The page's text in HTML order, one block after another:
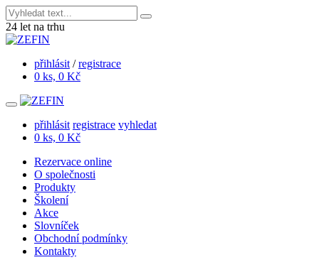
24 let na trhu
přihlásit /registrace
0 ks, 0 Kč
přihlásit registrace vyhledat
0 ks, 0 Kč
Rezervace online
O společnosti
Produkty
Školení
Akce
Slovníček
Obchodní podmínky
Kontakty